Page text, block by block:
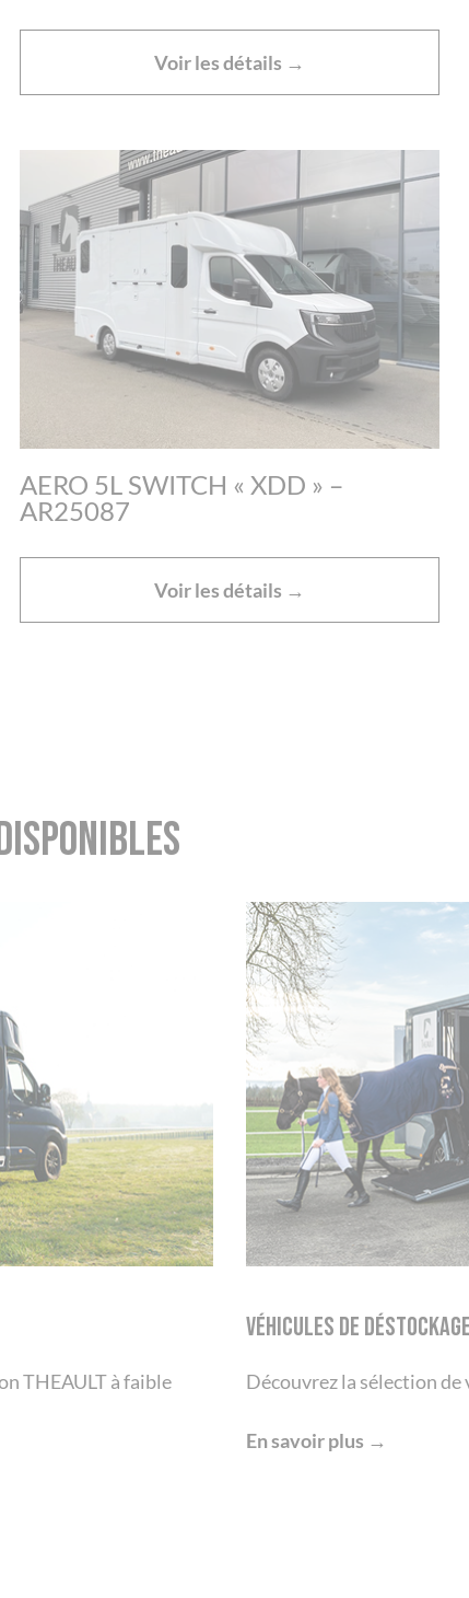
Voir les détails →
AERO 5L SWITCH « XDD » –
AR25087
Voir les détails →
THEAULT à faible
Véhicules de déstockage
Découvrez la sélection de
En savoir plus →